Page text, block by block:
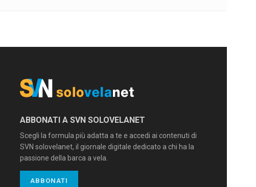
ABBONATI A SVN SOLOVELANET
Scegli la formula più adatta a te e accedi ai contenuti di
SVN solovelanet, il giornale digitale dedicato a chi ha la
passione della barca a vela.
ABBONATI